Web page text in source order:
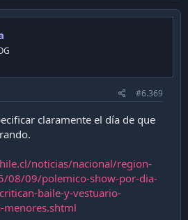
pues los modelos también
en muchos fenómenos locales.
(hasta declara “los
el cambio climático, pero como
no estamos ante una crisis del
dicen
involucrando a una profe de
Capaz q le escriba pa decirle en las
investigaciones
me sirvió para aligerar el
#6.369
claramente el día de que
noticias/nacional/region-
08/09/polemico-show-por-dia-
baile-y-vestuario-
menores.shtml